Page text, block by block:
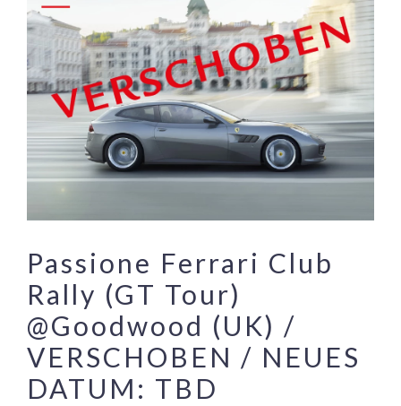
Passione Ferrari Club
Rally (GT Tour)
@Goodwood (UK) /
VERSCHOBEN / NEUES
DATUM: TBD